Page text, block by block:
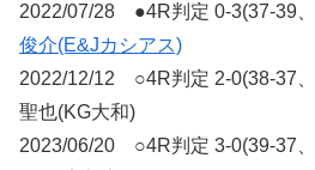
2022/07/28 ●4R判定 0-3(37-39
俊介(E&Jカシアス)
2022/12/12 ○4R判定 2-0(38-37
聖也(KG大和)
2023/06/20 ○4R判定 3-0(39-37